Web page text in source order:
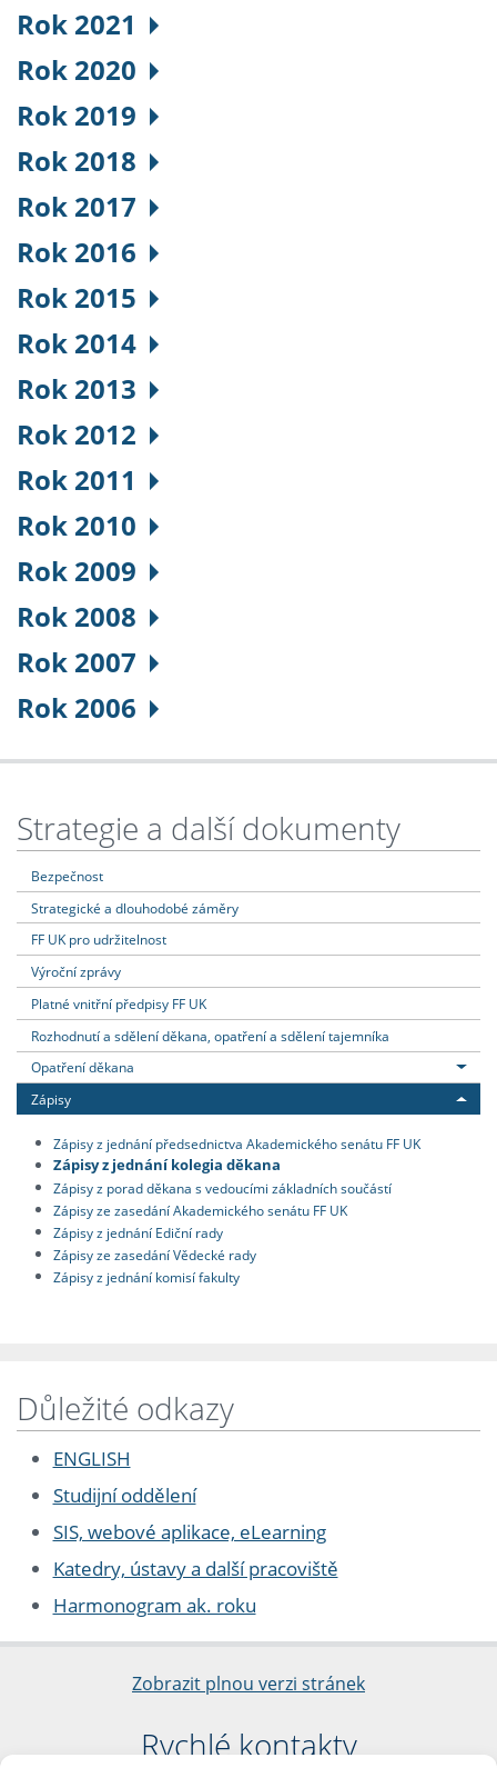
Rok 2021
Rok 2020
Rok 2019
Rok 2018
Rok 2017
Rok 2016
Rok 2015
Rok 2014
Rok 2013
Rok 2012
Rok 2011
Rok 2010
Rok 2009
Rok 2008
Rok 2007
Rok 2006
Strategie a další dokumenty
Bezpečnost
Strategické a dlouhodobé záměry
FF UK pro udržitelnost
Výroční zprávy
Platné vnitřní předpisy FF UK
Rozhodnutí a sdělení děkana, opatření a sdělení tajemníka
Opatření děkana
Zápisy
Zápisy z jednání předsednictva Akademického senátu FF UK
Zápisy z jednání kolegia děkana
Zápisy z porad děkana s vedoucími základních součástí
Zápisy ze zasedání Akademického senátu FF UK
Zápisy z jednání Ediční rady
Zápisy ze zasedání Vědecké rady
Zápisy z jednání komisí fakulty
Důležité odkazy
ENGLISH
Studijní oddělení
SIS, webové aplikace, eLearning
Katedry, ústavy a další pracoviště
Harmonogram ak. roku
Zobrazit plnou verzi stránek
Rychlé kontakty